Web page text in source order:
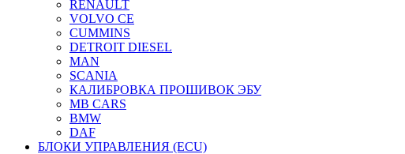
RENAULT
VOLVO CE
CUMMINS
DETROIT DIESEL
MAN
SCANIA
КАЛИБРОВКА ПРОШИВОК ЭБУ
MB CARS
BMW
DAF
БЛОКИ УПРАВЛЕНИЯ (ECU)